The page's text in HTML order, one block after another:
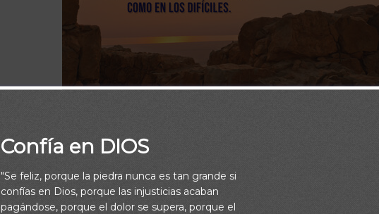
Confía en DIOS
"Se feliz, porque la piedra nunca es tan grande si
confías en Dios, porque las injusticias acaban
pagándose, porque el dolor se supera, porque el